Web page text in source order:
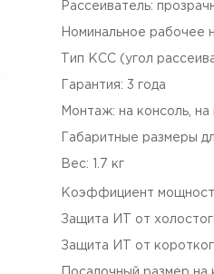
Рассеиватель:
Номинальное рабочее
Тип КСС (угол
Гарантия: 3 года
Монтаж: на консоль,
Габаритные размеры
Вес: 1.7 кг
Коэффициент
Защита ИТ от
Защита ИТ от